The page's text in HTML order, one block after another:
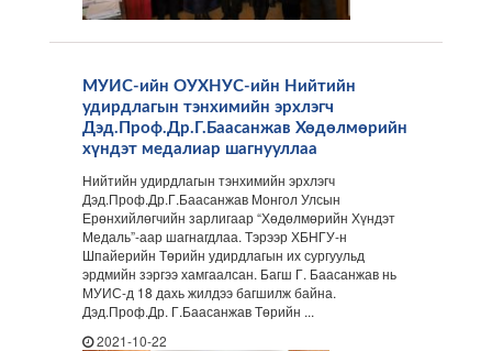
МУИС-ийн ОУХНУС-ийн Нийтийн
удирдлагын тэнхимийн эрхлэгч
Дэд.Проф.Др.Г.Баасанжав Хөдөлмөрийн
хүндэт медалиар шагнууллаа
Нийтийн удирдлагын тэнхимийн эрхлэгч
Дэд.Проф.Др.Г.Баасанжав Монгол Улсын
Ерөнхийлөгчийн зарлигаар “Хөдөлмөрийн Хүндэт
Медаль”-аар шагнагдлаа. Тэрээр ХБНГУ-н
Шпайерийн Төрийн удирдлагын их сургуульд
эрдмийн зэргээ хамгаалсан. Багш Г. Баасанжав нь
МУИС-д 18 дахь жилдээ багшилж байна.
Дэд.Проф.Др. Г.Баасанжав Төрийн ...
2021-10-22